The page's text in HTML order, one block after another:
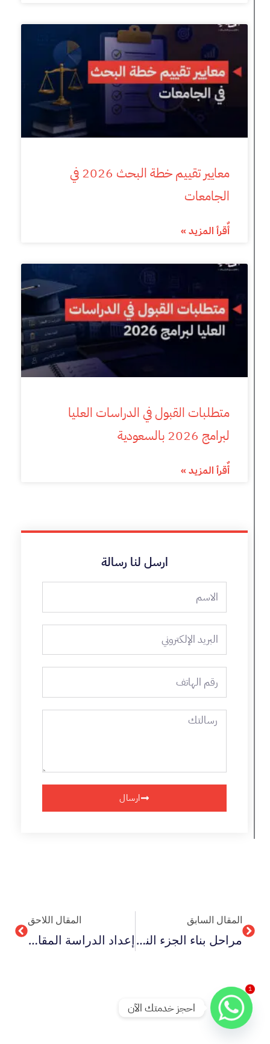
معايير تقييم خطة البحث 2026 في
الجامعات
أٌقرأ المزيد »
متطلبات القبول في الدراسات العليا
لبرامج 2026 بالسعودية
أٌقرأ المزيد »
ارسل لنا رسالة
البريد
الإلكتروني
الهاتف
رسالتك
ارسال
المقال السابق
مراحل بناء الجزء النظري للبحث العلمي 10 خطوات للاحترافية
المقال اللاحق
إعداد الدراسة المقارنة في العلوم الإنسانية ب 6 خطوات رئيسة
1
احجز خدمتك الآن